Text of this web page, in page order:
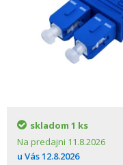
skladom 1 ks
Na predajni 11.8.2026
u Vás12.8.2026